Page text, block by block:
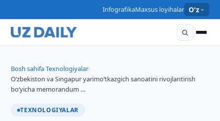
InfografikaMaxsus loyihalar O'z
Bosh sahifa›Texnologiyalar›
O‘zbekiston va Singapur yarimo‘tkazgich sanoatini rivojlantirish
bo‘yicha memorandum …
TEXNOLOGIYALAR